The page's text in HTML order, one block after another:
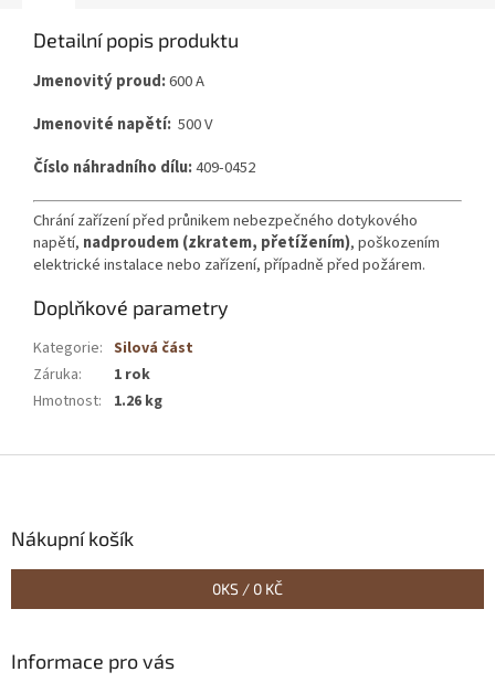
Detailní popis produktu
Jmenovitý proud:600 A
Jmenovité napětí: 500 V
Číslo náhradního dílu:409-0452
Chrání zařízení před průnikem nebezpečného dotykového
napětí, nadproudem (zkratem, přetížením), poškozením
elektrické instalace nebo zařízení, případně před požárem.
Doplňkové parametry
Kategorie: Silová část
Záruka:
1 rok
Hmotnost: 1.26 kg
Nákupní košík
0KS / 0 KČ
Informace pro vás